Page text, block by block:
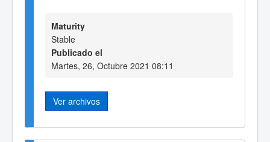
Maturity
Stable
Publicado el
Martes, 26, Octubre 2021 08:11
Ver archivos